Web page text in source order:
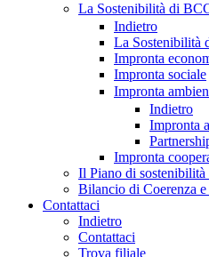
La Sostenibilità di
Indietro
La Sostenibilità
Impronta
Impronta sociale
Impronta
Indietro
Impronta
Impronta
Il Piano di
Bilancio di Coerenza
Contattaci
Indietro
Contattaci
Trova filiale